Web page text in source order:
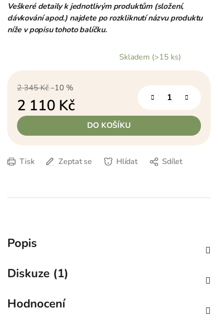
Veškeré detaily k jednotlivým produktům (složení,
dávkování apod.) najdete po rozkliknutí názvu produktu
níže v popisu tohoto balíčku.
Skladem (>15 ks)
2 345 Kč–10 %
2 110 Kč
Měrná cena: DO KOŠÍKU
Tisk Zeptat se Hlídat Sdílet
Popis
Diskuze (1)
Hodnocení